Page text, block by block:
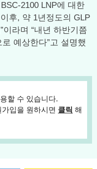
2100 LNP에 대한
후, 약 1년정도의 GLP
라며 “내년 하반기쯤
예상한다”고 설명했
할 수 있습니다.
입을 원하시면 클릭 해